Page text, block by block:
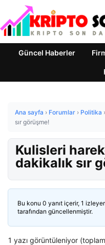
Güncel Haberler
Ana sayfa › Forumlar › Politika ›
sır görüşme!
Kulisleri
dakikalık sır
Bu konu 0 yanıt içerir, 1
tarafından güncellenmiştir.
1 yazı görüntüleniyor